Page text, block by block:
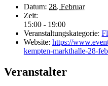
Datum: 28. Februar
Zeit:
15:00 - 19:00
Veranstaltungskategorie:
Website: https://
kempten-markthalle-28-
Veranstalter